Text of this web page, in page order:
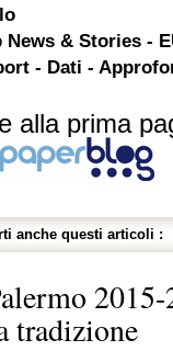
News & Stories -
- Dati -
alla prima
anche questi articoli :
2015-
tradizione